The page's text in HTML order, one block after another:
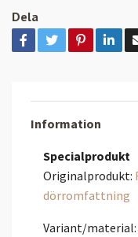
Dela
Information
Specialprodukt
Originalprodukt:
dörromfattning
Variant/material: